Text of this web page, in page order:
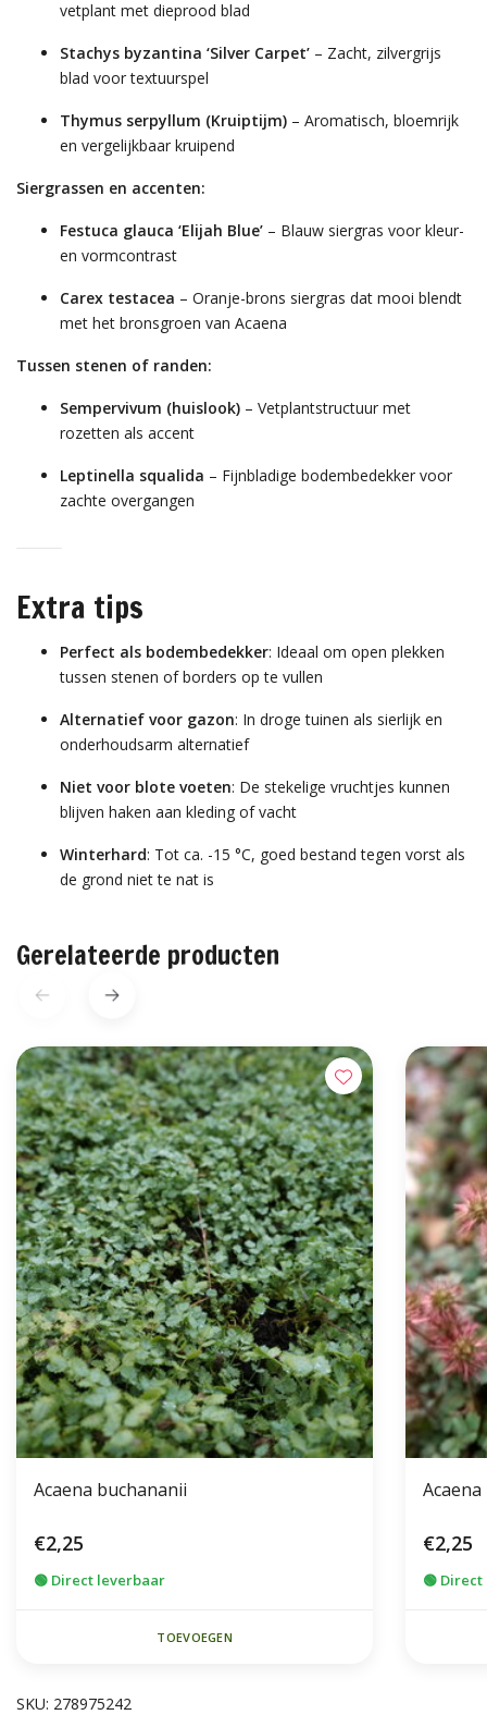
vetplant met dieprood blad
Stachys byzantina ‘Silver Carpet’ – Zacht, zilvergrijs
blad voor textuurspel
Thymus serpyllum (Kruiptijm) – Aromatisch, bloemrijk
en vergelijkbaar kruipend
Siergrassen en accenten:
Festuca glauca ‘Elijah Blue’ – Blauw siergras voor kleur-
en vormcontrast
Carex testacea – Oranje-brons siergras dat mooi blendt
met het bronsgroen van Acaena
Tussen stenen of randen:
Sempervivum (huislook) – Vetplantstructuur met
rozetten als accent
Leptinella squalida – Fijnbladige bodembedekker voor
zachte overgangen
Extra tips
Perfect als bodembedekker: Ideaal om open plekken
tussen stenen of borders op te vullen
Alternatief voor gazon: In droge tuinen als sierlijk en
onderhoudsarm alternatief
Niet voor blote voeten: De stekelige vruchtjes kunnen
blijven haken aan kleding of vacht
Winterhard: Tot ca. -15 °C, goed bestand tegen vorst als
de grond niet te nat is
Gerelateerde producten
Acaena buchananii
€2,25
🟢 Direct leverbaar
TOEVOEGEN
€2,25
🟢
SKU: 278975242